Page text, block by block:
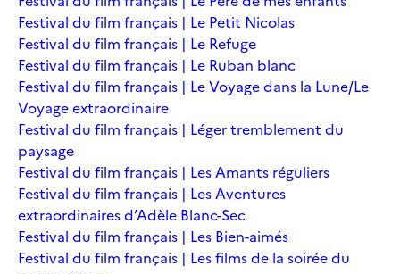
Festival du film français | Le Petit Nicolas
Festival du film français | Le Refuge
Festival du film français | Le Ruban blanc
Festival du film français | Le Voyage dans la Lune/Le
Voyage extraordinaire
Festival du film français | Léger tremblement du
paysage
Festival du film français | Les Amants réguliers
Festival du film français | Les Aventures
extraordinaires d’Adèle Blanc-Sec
Festival du film français | Les Bien-aimés
Festival du film français | Les films de la soirée du